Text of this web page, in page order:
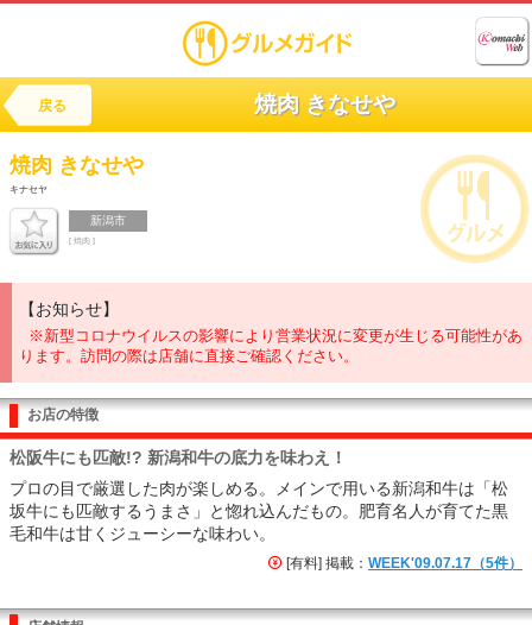
戻る 焼肉 きなせや
焼肉 きなせや
キナセヤ
新潟市
[ 焼肉 ]
【お知らせ】
※新型コロナウイルスの影響により営業状況に変更が生じる可能性があ
ります。訪問の際は店舗に直接ご確認ください。
お店の特徴
松阪牛にも匹敵!? 新潟和牛の底力を味わえ！
プロの目で厳選した肉が楽しめる。メインで用いる新潟和牛は「松
坂牛にも匹敵するうまさ」と惚れ込んだもの。肥育名人が育てた黒
毛和牛は甘くジューシーな味わい。
[有料] 掲載： WEEK'09.07.17（5件）